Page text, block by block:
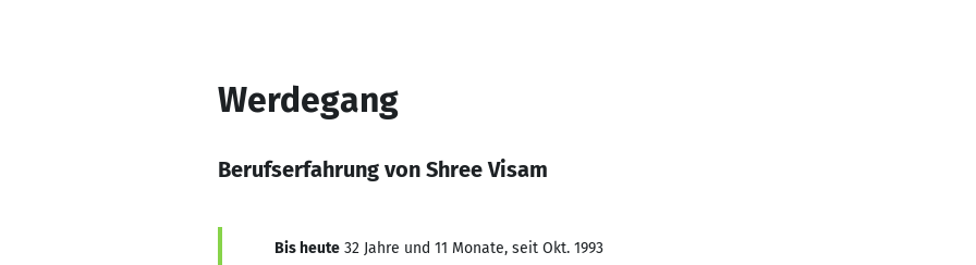
Werdegang
Berufserfahrung von Shree Visam
Bis heute 32 Jahre und 11 Monate, seit Okt. 1993